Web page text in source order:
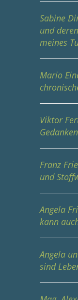
Sabine
und
meines
Mario
Viktor
Franz
und
Angela
kann
Angela
sind